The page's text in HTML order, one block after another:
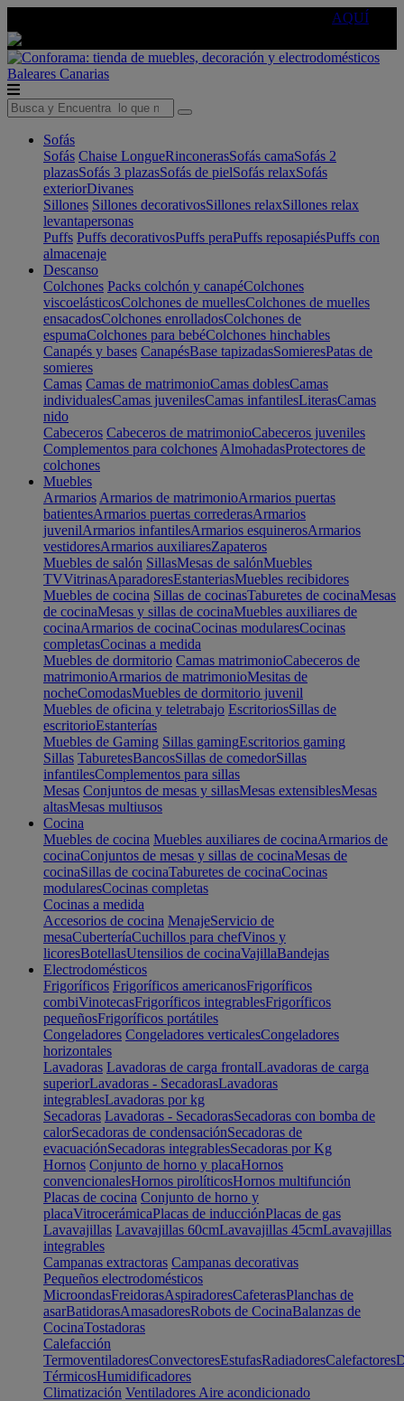
AQUÍ
Baleares Canarias
Sofás
Sofás Chaise LongueRinconerasSofás camaSofás 2
plazasSofás 3 plazasSofás de pielSofás relaxSofás
exteriorDivanes
Sillones Sillones decorativosSillones relaxSillones relax
levantapersonas
Puffs Puffs decorativosPuffs peraPuffs reposapiésPuffs con
almacenaje
Descanso
Colchones Packs colchón y canapéColchones
viscoelásticosColchones de muellesColchones de muelles
ensacadosColchones enrolladosColchones de
espumaColchones para bebéColchones hinchables
Canapés y bases CanapésBase tapizadasSomieresPatas de
somieres
Camas Camas de matrimonioCamas doblesCamas
individualesCamas juvenilesCamas infantilesLiterasCamas
nido
Cabeceros Cabeceros de matrimonioCabeceros juveniles
Complementos para colchones AlmohadasProtectores de
colchones
Muebles
Armarios Armarios de matrimonioArmarios puertas
batientesArmarios puertas correderasArmarios
juvenilArmarios infantilesArmarios esquinerosArmarios
vestidoresArmarios auxiliaresZapateros
Muebles de salón SillasMesas de salónMuebles
TVVitrinasAparadoresEstanteriasMuebles recibidores
Muebles de cocina Sillas de cocinasTaburetes de cocinaMesas
de cocinaMesas y sillas de cocinaMuebles auxiliares de
cocinaArmarios de cocinaCocinas modularesCocinas
completasCocinas a medida
Muebles de dormitorio Camas matrimonioCabeceros de
matrimonioArmarios de matrimonioMesitas de
nocheComodasMuebles de dormitorio juvenil
Muebles de oficina y teletrabajo EscritoriosSillas de
escritorioEstanterías
Muebles de Gaming Sillas gamingEscritorios gaming
Sillas TaburetesBancosSillas de comedorSillas
infantilesComplementos para sillas
Mesas Conjuntos de mesas y sillasMesas extensiblesMesas
altasMesas multiusos
Cocina
Muebles de cocina Muebles auxiliares de cocinaArmarios de
cocinaConjuntos de mesas y sillas de cocinaMesas de
cocinaSillas de cocinaTaburetes de cocinaCocinas
modularesCocinas completas
Cocinas a medida
Accesorios de cocina MenajeServicio de
mesaCuberteríaCuchillos para chefVinos y
licoresBotellasUtensilios de cocinaVajillaBandejas
Electrodomésticos
Frigoríficos Frigoríficos americanosFrigoríficos
combiVinotecasFrigoríficos integrablesFrigoríficos
pequeñosFrigoríficos portátiles
Congeladores Congeladores verticalesCongeladores
horizontales
Lavadoras Lavadoras de carga frontalLavadoras de carga
superiorLavadoras - SecadorasLavadoras
integrablesLavadoras por kg
Secadoras Lavadoras - SecadorasSecadoras con bomba de
calorSecadoras de condensaciónSecadoras de
evacuaciónSecadoras integrablesSecadoras por Kg
Hornos Conjunto de horno y placaHornos
convencionalesHornos pirolíticosHornos multifunción
Placas de cocina Conjunto de horno y
placaVitrocerámicaPlacas de inducciónPlacas de gas
Lavavajillas Lavavajillas 60cmLavavajillas 45cmLavavajillas
integrables
Campanas extractoras Campanas decorativas
Pequeños electrodomésticos
MicroondasFreidorasAspiradoresCafeterasPlanchas de
asarBatidorasAmasadoresRobots de CocinaBalanzas de
CocinaTostadoras
Calefacción
TermoventiladoresConvectoresEstufasRadiadoresCalefactores
TérmicosHumidificadores
Climatización Ventiladores Aire acondicionado